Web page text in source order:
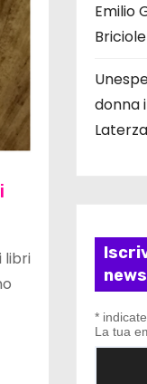
libri
Emilio
donna
Laterza
*
La tua